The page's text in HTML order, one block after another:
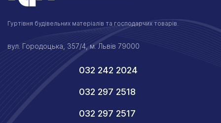
Гуртівня будівельних матеріалів та господарчих товарів.
вул. Городоцька, 357/4, м. Львів 79000
032 242 2024
032 297 2518
032 297 2517